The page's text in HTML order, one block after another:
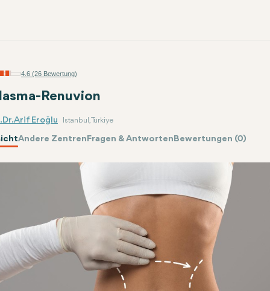
4.6 (26 Bewertung)
Renuvion
Arif Eroğlu Istanbul, Türkiye
Andere ZentrenFragen & AntwortenBewertungen (0)